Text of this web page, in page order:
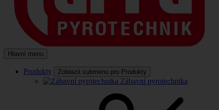
Hlavní menu
Produkty Zobrazit submenu pro Produkty
Zábavní pyrotechnika